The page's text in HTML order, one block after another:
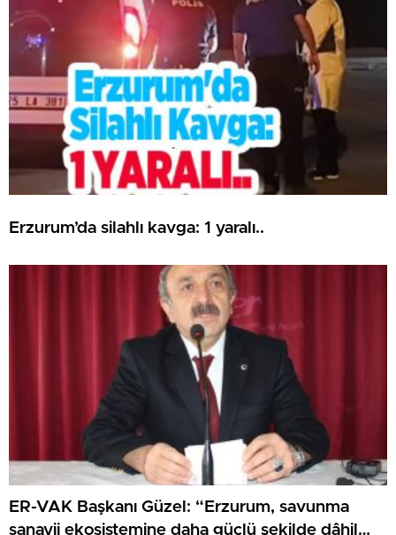
Erzurum’da silahlı kavga: 1 yaralı..
ER-VAK Başkanı Güzel: “Erzurum, savunma
sanayii ekosistemine daha güçlü şekilde dâhil